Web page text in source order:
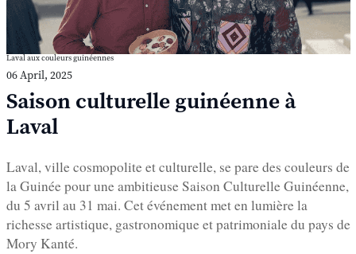
Laval aux couleurs guinéennes
06 April, 2025
Saison culturelle guinéenne à
Laval
Laval, ville cosmopolite et culturelle, se pare des couleurs de
la Guinée pour une ambitieuse Saison Culturelle Guinéenne,
du 5 avril au 31 mai. Cet événement met en lumière la
richesse artistique, gastronomique et patrimoniale du pays de
Mory Kanté.